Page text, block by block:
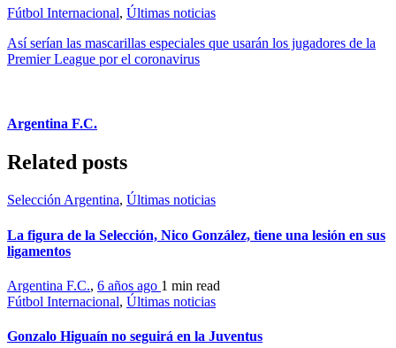
Fútbol Internacional, Últimas noticias
Así serían las mascarillas especiales que usarán los jugadores de la
Premier League por el coronavirus
Argentina F.C.
Related posts
Selección Argentina, Últimas noticias
La figura de la Selección, Nico González, tiene una lesión en sus
ligamentos
Argentina F.C., 6 años ago 1 min read
Fútbol Internacional, Últimas noticias
Gonzalo Higuaín no seguirá en la Juventus